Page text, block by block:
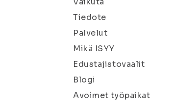
Tiedote
Palvelut
Mikä ISYY
Edustajistovaalit
Blogi
Avoimet työpaikat